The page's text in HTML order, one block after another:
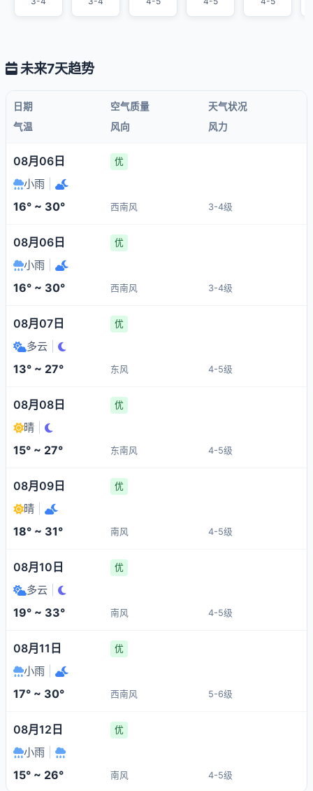
未来7天趋势
日期 空气质量
天气状况
气温
风向 风力
08月06日 优
小雨
16° ~ 30° 西南风 3-4级
08月06日 优
小雨
16° ~ 30° 西南风 3-4级
08月07日 优
多云
13° ~ 27° 东风 4-5级
08月08日 优
晴
15° ~ 27° 东南风 4-5级
08月09日 优
晴
18° ~ 31° 南风 4-5级
08月10日 优
多云
19° ~ 33° 南风 4-5级
08月11日 优
小雨
17° ~ 30° 西南风 5-6级
08月12日 优
小雨
15° ~ 26° 南风 4-5级